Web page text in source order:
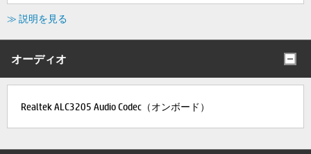
≫ 説明を見る
オーディオ
Realtek ALC3205 Audio Codec（オンボード）